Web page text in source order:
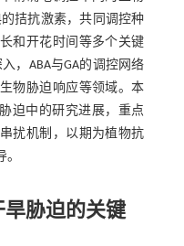
的拮抗激素，共同调控种
和开花时间等多个关键
，ABA与GA的调控网络
物胁迫响应等领域。本
迫中的研究进展，重点
扰机制，以期为植物抗
旱胁迫的关键